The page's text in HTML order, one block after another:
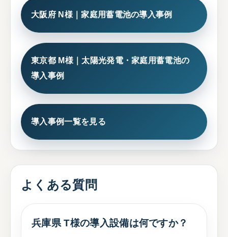
大阪府 N様｜家庭用蓄電池の導入事例
東京都 M様｜太陽光発電・家庭用蓄電池の
導入事例
導入事例一覧を見る
よくある質問
兵庫県 T様の導入設備は何ですか？